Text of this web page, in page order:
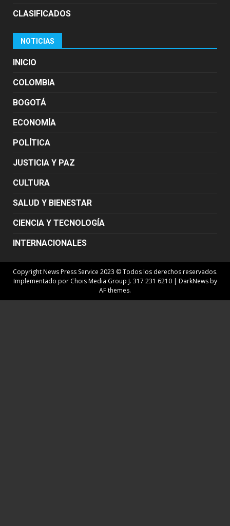
CLASIFICADOS
NOTICIAS
INICIO
COLOMBIA
BOGOTÁ
ECONOMÍA
POLÍTICA
JUSTICIA Y PAZ
CULTURA
SALUD Y BIENESTAR
CIENCIA Y TECNOLOGÍA
INTERNACIONALES
Copyright News Press Service 2023 © Todos los derechos reservados.
Implementado por Chois Media Group J. 317 231 6210 | DarkNewsby
AF themes.